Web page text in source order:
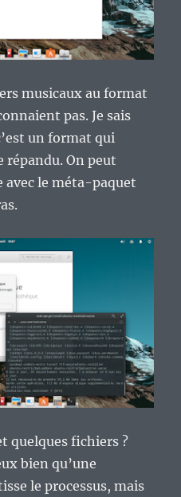
musicaux au format
pas. Je sais
un format qui
répandu. On peut
avec le méta-paquet
quelques fichiers ?
bien qu’une
le processus, mais